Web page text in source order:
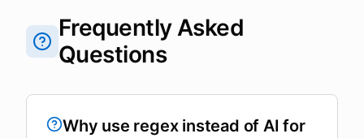
Frequently Asked
Questions
Why use regex instead of AI for